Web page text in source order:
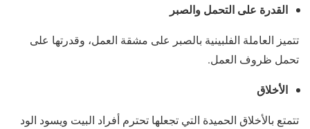
القدرة على التحمل والصبر
تتميز العاملة الفلبينية بالصبر على مشقة العمل، وقدرتها على
تحمل ظروف العمل.
الأخلاق
تتمتع بالأخلاق الحميدة التي تجعلها تحترم أفراد البيت ويسود الود